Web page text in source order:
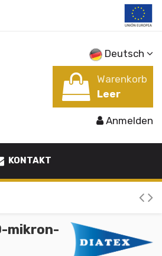
Deutsch
Warenkorb
Leer
Anmelden
KONTAKT
mikron-